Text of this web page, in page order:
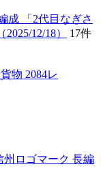
成 「2代目なぎさ
12/18）
17件
物 2084レ
州ロゴマーク 長編